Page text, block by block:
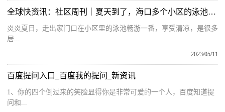
全球快资讯：社区周刊｜夏天到了，海口多个小区的泳池为何“荒了”？
炎炎夏日，走出家门口在小区里的泳池畅游一番，享受清凉，是很多
居...
2023/05/11
百度提问入口_百度我的提问_新资讯
1、你的四个倒过来的笑脸显得你是非常可爱的一个人，百度知道提
问和...